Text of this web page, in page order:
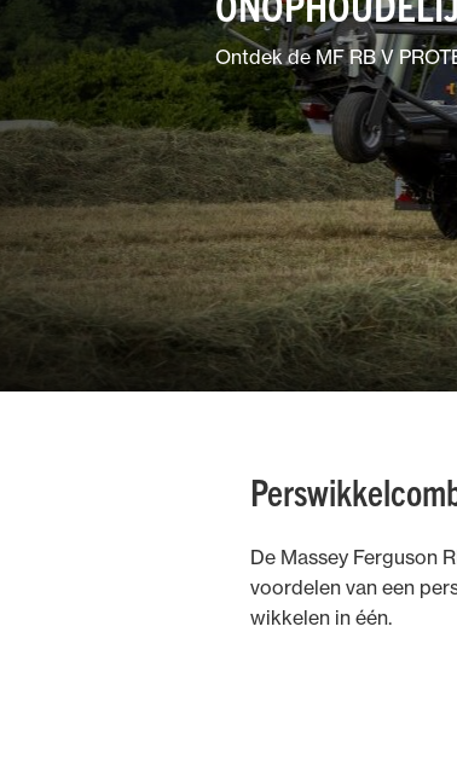
Tuin &
parkonderhoud
Gemengde
bedrijven
Ontdek de MF RB V
De Massey Ferguson
voordelen van een
wikkelen in één.